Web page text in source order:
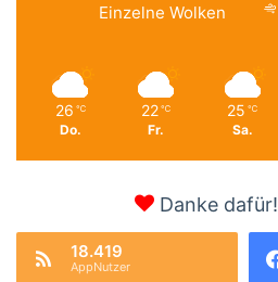
Einzelne Wolken
26 ℃
Do.
22 ℃
Fr.
25 ℃
Sa.
Danke dafür!
18.419
AppNutzer